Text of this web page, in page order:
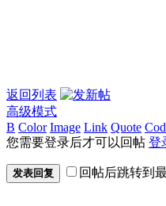
返回列表
高级模式
B Color Image Link Quote
您需要登录后才可以回帖 登
发表回复 回帖后跳转到